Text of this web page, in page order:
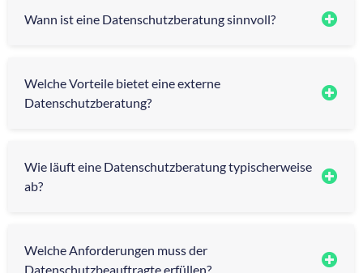
Wann ist eine Datenschutzberatung sinnvoll?
Welche Vorteile bietet eine externe
Datenschutzberatung?
Wie läuft eine Datenschutzberatung typischerweise
ab?
Welche Anforderungen muss der
Datenschutzbeauftragte erfüllen?